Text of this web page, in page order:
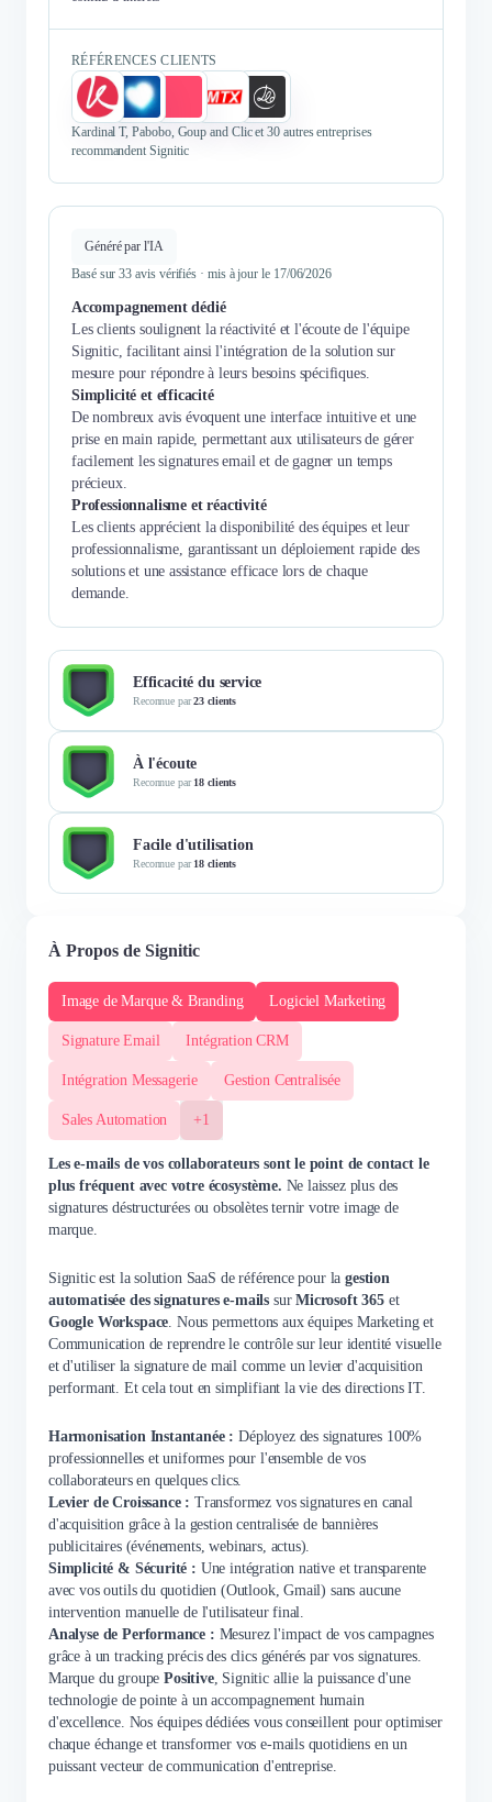
RÉFÉRENCES CLIENTS
Kardinal T, Pabobo, Goup and Clic et 30 autres entreprises
recommandent Signitic
Généré par l'IA
Basé sur 33 avis vérifiés · mis à jour le 17/06/2026
Accompagnement dédié
Les clients soulignent la réactivité et l'écoute de l'équipe
Signitic, facilitant ainsi l'intégration de la solution sur
mesure pour répondre à leurs besoins spécifiques.
Simplicité et efficacité
De nombreux avis évoquent une interface intuitive et une
prise en main rapide, permettant aux utilisateurs de gérer
facilement les signatures email et de gagner un temps
précieux.
Professionnalisme et réactivité
Les clients apprécient la disponibilité des équipes et leur
professionnalisme, garantissant un déploiement rapide des
solutions et une assistance efficace lors de chaque
demande.
Efficacité du service
Reconnue par23 clients
À l'écoute
Reconnue par18 clients
Facile d'utilisation
Reconnue par18 clients
À Propos de Signitic
Image de Marque & Branding Logiciel Marketing
Signature Email Intégration CRM
Intégration Messagerie Gestion Centralisée
Sales Automation +1
Les e-mails de vos collaborateurs sont le point de contact le
plus fréquent avec votre écosystème. Ne laissez plus des
signatures déstructurées ou obsolètes ternir votre image de
marque.
Signitic est la solution SaaS de référence pour lagestion
automatisée des signatures e-mails surMicrosoft 365et
Google Workspace . Nous permettons aux équipes Marketing et
Communication de reprendre le contrôle sur leur identité visuelle
et d'utiliser la signature de mail comme un levier d'acquisition
performant. Et cela tout en simplifiant la vie des directions IT.
Harmonisation Instantanée : Déployez des signatures 100%
professionnelles et uniformes pour l'ensemble de vos
collaborateurs en quelques clics.
Levier de Croissance : Transformez vos signatures en canal
d'acquisition grâce à la gestion centralisée de bannières
publicitaires (événements, webinars, actus).
Simplicité & Sécurité : Une intégration native et transparente
avec vos outils du quotidien (Outlook, Gmail) sans aucune
intervention manuelle de l'utilisateur final.
Analyse de Performance : Mesurez l'impact de vos campagnes
grâce à un tracking précis des clics générés par vos signatures.
Marque du groupePositive, Signitic allie la puissance d'une
technologie de pointe à un accompagnement humain
d'excellence. Nos équipes dédiées vous conseillent pour optimiser
chaque échange et transformer vos e-mails quotidiens en un
puissant vecteur de communication d'entreprise.